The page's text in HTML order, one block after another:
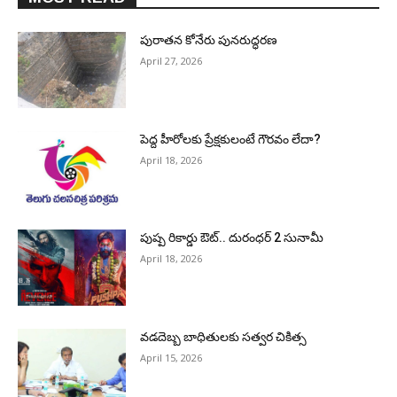
పురాత‌న కోనేరు పున‌రుద్ధ‌ర‌ణ
April 27, 2026
పెద్ద హీరోల‌కు ప్రేక్ష‌కులంటే గౌర‌వం లేదా?
April 18, 2026
పుష్ప రికార్డు ఔట్‌.. దురంధ‌ర్ 2 సునామీ
April 18, 2026
వడదెబ్బ బాధితులకు సత్వర చికిత్స
April 15, 2026